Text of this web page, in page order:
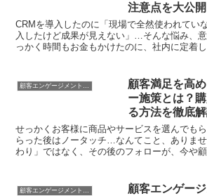
注意点を大公開
CRMを導入したのに「現場で全然使われてい
入したけど成果が見えない」…そんな悩み、
っかく時間もお金もかけたのに、社内に定着
顧客エンゲージメント・CRM
顧客満足を高
ー施策とは？
る方法を徹底
せっかくお客様に商品やサービスを選んでも
らった後はノータッチ…なんてこと、ありま
わり」ではなく、その後のフォローが、今や
顧客エンゲージメント・CRM
顧客エンゲー